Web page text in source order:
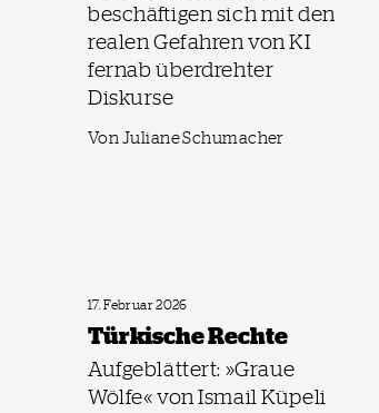
beschäftigen sich mit den
realen Gefahren von KI
fernab überdrehter
Diskurse
Von Juliane Schumacher
17. Februar 2026
Türkische Rechte
Aufgeblättert: »Graue
Wölfe« von Ismail Küpeli